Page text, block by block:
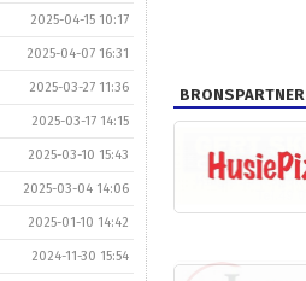
2025-04-15 10:17
2025-04-07 16:31
2025-03-27 11:36
2025-03-17 14:15
2025-03-10 15:43
2025-03-04 14:06
2025-01-10 14:42
2024-11-30 15:54
BRONSPARTNER